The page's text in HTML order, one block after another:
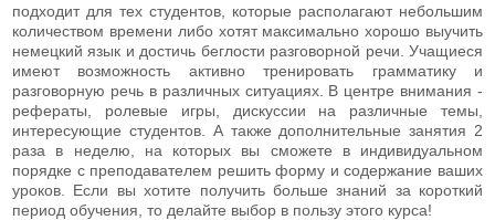
подходит для тех студентов, которые располагают небольшим
количеством времени либо хотят максимально хорошо выучить
немецкий язык и достичь беглости разговорной речи. Учащиеся
имеют возможность активно тренировать грамматику и
разговорную речь в различных ситуациях. В центре внимания -
рефераты, ролевые игры, дискуссии на различные темы,
интересующие студентов. А также дополнительные занятия 2
раза в неделю, на которых вы сможете в индивидуальном
порядке с преподавателем решить форму и содержание ваших
уроков. Если вы хотите получить больше знаний за короткий
период обучения, то делайте выбор в пользу этого курса!